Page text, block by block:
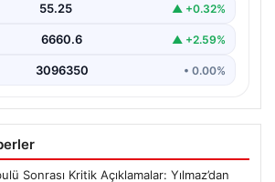
55.25 ▲ +0.32%
6660.6 ▲ +2.59%
3096350 • 0.00%
Sonrası Kritik Açıklamalar: Yılmaz’dan